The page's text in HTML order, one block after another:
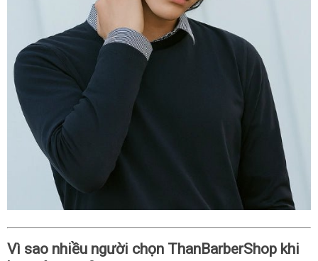
Vì sao nhiều người chọn ThanBarberShop khi